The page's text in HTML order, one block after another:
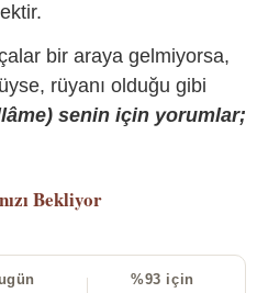
bir araya gelmiyorsa,
rüyanı olduğu gibi
senin için yorumlar;
Bekliyor
%93 için